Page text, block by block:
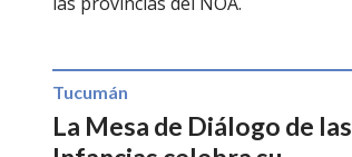
La Mesa de Diálogo de las
Tucumán